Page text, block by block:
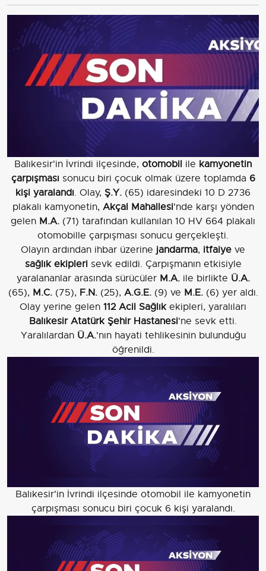
Balıkesir'in İvrindi ilçesinde, otomobil ile kamyonetin
çarpışması sonucu biri çocuk olmak üzere toplamda 6
kişi yaralandı. Olay, Ş.Y. (65) idaresindeki 10 D 2736
plakalı kamyonetin, Akçal Mahallesi'nde karşı yönden
gelen M.A. (71) tarafından kullanılan 10 HV 664 plakalı
otomobille çarpışması sonucu gerçekleşti.
Olayın ardından ihbar üzerine jandarma, itfaiye ve
sağlık ekiplerisevk edildi. Çarpışmanın etkisiyle
yaralananlar arasında sürücüler M.A.ile birlikte Ü.A.
(65), M.C.(75), F.N.(25), A.G.E.(9) ve M.E.(6) yer aldı.
Olay yerine gelen 112 Acil Sağlıkekipleri, yaralıları
Balıkesir Atatürk Şehir Hastanesi'ne sevk etti.
Yaralılardan Ü.A.'nın hayati tehlikesinin bulunduğu
öğrenildi.
Balıkesir'in İvrindi ilçesinde otomobil ile kamyonetin
çarpışması sonucu biri çocuk 6 kişi yaralandı.